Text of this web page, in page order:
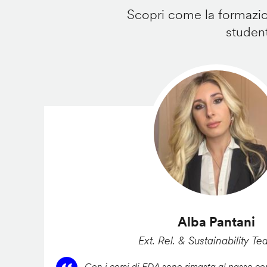
Scopri come la
Alba Pantani
Ext. Rel. & Sustainability